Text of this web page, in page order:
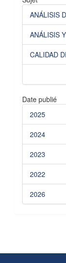
ANÁLISIS
ANÁLISIS
CALIDAD
Date publié
2025
2024
2023
2022
2026